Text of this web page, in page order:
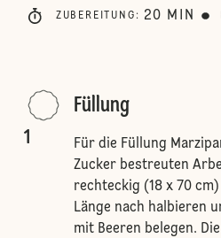
ZUBEREITUNG : 20 MIN
1
Füllung
Für die Füllung
Zucker bestreuten
rechteckig (18 x 70
Länge nach halbieren
mit Beeren belegen.